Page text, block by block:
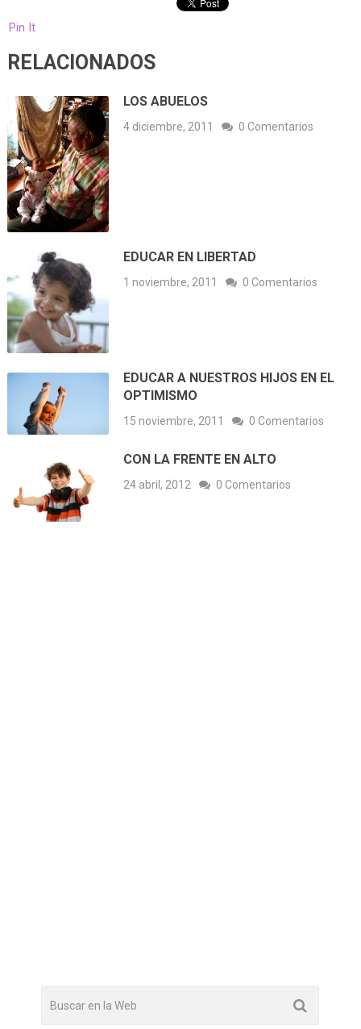
Pin It
RELACIONADOS
LOS ABUELOS
4 diciembre, 2011 0 Comentarios
EDUCAR EN LIBERTAD
1 noviembre, 2011 0 Comentarios
EDUCAR A NUESTROS HIJOS EN EL
OPTIMISMO
15 noviembre, 2011 0 Comentarios
CON LA FRENTE EN ALTO
24 abril, 2012 0 Comentarios